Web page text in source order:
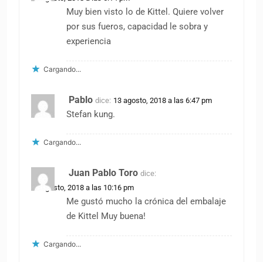
Muy bien visto lo de Kittel. Quiere volver
por sus fueros, capacidad le sobra y
experiencia
Cargando...
Pablo dice: 13 agosto, 2018 a las 6:47 pm
Stefan kung.
Cargando...
Juan Pablo Toro dice:
13 agosto, 2018 a las 10:16 pm
Me gustó mucho la crónica del embalaje
de Kittel Muy buena!
Cargando...